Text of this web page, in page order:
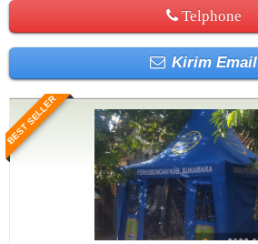
Telphone
Kirim Email
BEST SELLER